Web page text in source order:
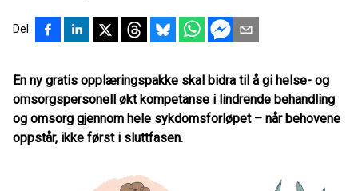
Del
En ny gratis opplæringspakke skal bidra til å gi helse- og
omsorgspersonell økt kompetanse i lindrende behandling
og omsorg gjennom hele sykdomsforløpet – når behovene
oppstår, ikke først i sluttfasen.